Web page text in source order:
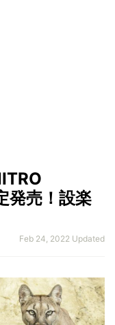
発売！設楽
Feb 24, 2022 Updated